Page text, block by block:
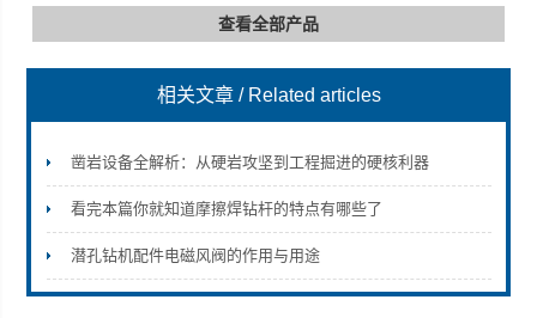
宣化县瑞科钻孔机械厂
查看全部产品
相关文章 / Related articles
凿岩设备全解析：从硬岩攻坚到工程掘进的硬核利器
看完本篇你就知道摩擦焊钻杆的特点有哪些了
潜孔钻机配件电磁风阀的作用与用途